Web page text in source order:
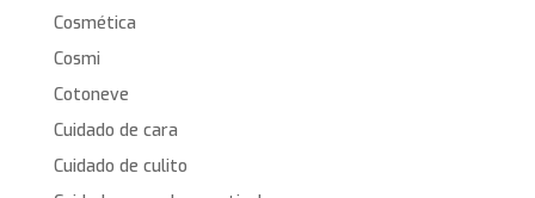
Cosmética
Cosmi
Cotoneve
Cuidado de cara
Cuidado de culito